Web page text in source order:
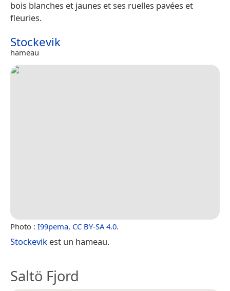
bois blanches et jaunes et ses ruelles pavées et
fleuries.
Stockevik
hameau
Photo : I99pema, CC BY-SA 4.0.
Stockevik est un hameau.
Saltö Fjord